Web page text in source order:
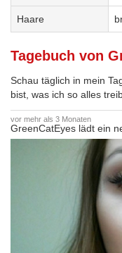
Haare
Tagebuch von
Schau täglich in mein
bist, was ich so alles
vor mehr als 3 Monaten
GreenCatEyes lädt ein